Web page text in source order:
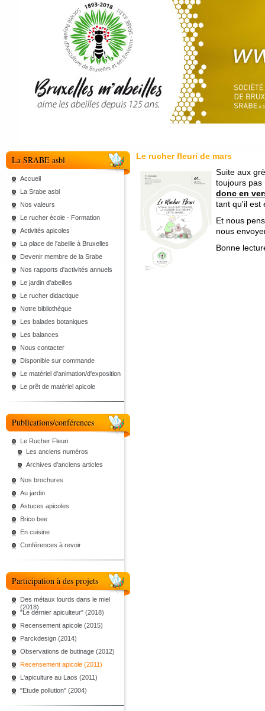
La SRABE asbl
Accueil
La Srabe asbl
Nos valeurs
Le rucher école - Formation
Activités apicoles
La place de l'abeille à Bruxelles
Devenir membre de la Srabe
Nos rapports d'activités annuels
Le jardin d'abeilles
Le rucher didactique
Notre bibliothèque
Les balades botaniques
Les balances
Nous contacter
Disponible sur commande
Le matériel d'animation/d'exposition
Le prêt de matériel apicole
Publications/conférences
Le Rucher Fleuri
Les anciens numéros
Archives d'anciens articles
Nos brochures
Au jardin
Astuces apicoles
Brico bee
En cuisine
Conférences à revoir
Participation à des projets
Des métaux lourds dans le miel
(2018)
"Le dernier apiculteur" (2018)
Recensement apicole (2015)
Parckdesign (2014)
Observations de butinage (2012)
Recensement apicole (2011)
L'apiculture au Laos (2011)
"Etude pollution" (2004)
Le rucher fleuri de mars
Suite aux
toujours
donc en
tant qu'il est
Et nous
nous
Bonne